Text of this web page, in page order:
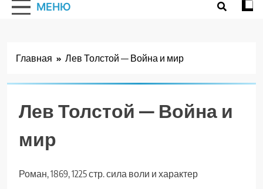
МЕНЮ
Главная Лев Толстой — Война и мир
Лев Толстой — Война и
мир
Роман, 1869, 1225 стр. сила воли и характер